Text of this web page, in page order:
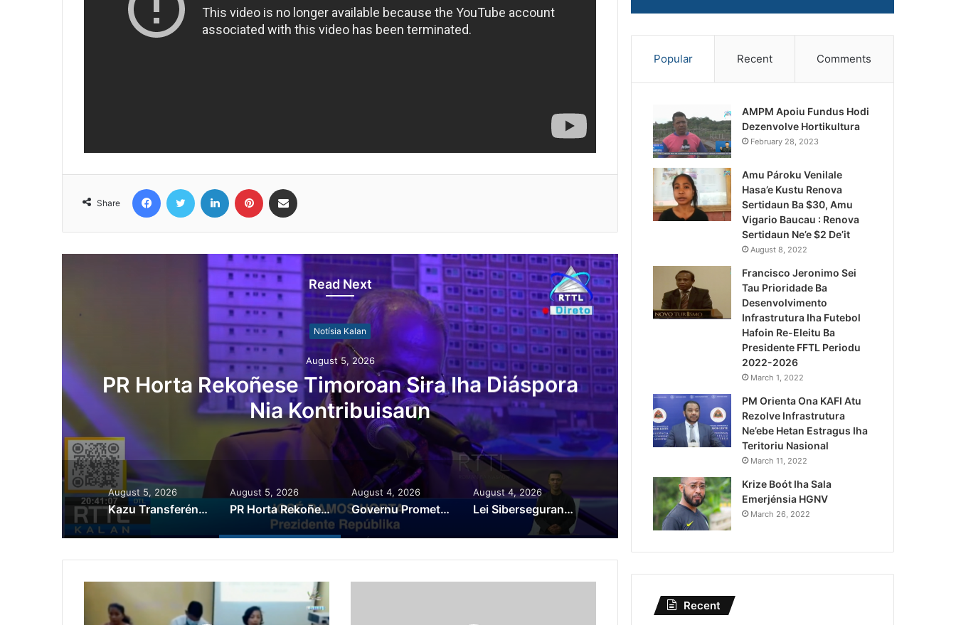
Share
Read Next
Notísia Kalan
August 5, 2026
PR Horta Rekoñese Timoroan Sira Iha Diáspora
Nia Kontribuisaun
Governu Promete Tau
Minerais no Setór
August 5, 2026
Kazu Transferénsia Osan Millaun 42 Husi Singapura, Advogadu Sei Halo Rekursu
August 5, 2026
PR Horta Rekoñese Timoroan Sira Iha Diáspora Nia Kontribuisaun
August 4, 2026
Governu Promete Tau Prioridade ba Setór Minerais no Setór Produtivu
August 4, 2026
Lei Siberseguransa Ajuda Autoridade Polisiál Kaptura Autór Kriminozu ho Paradeiru Iha Estranjeiru
Popular Recent Comments
AMPM Apoiu Fundus Hodi
Dezenvolve Hortikultura
February 28, 2023
Amu Pároku Venilale
Hasa’e Kustu Renova
Sertidaun Ba $30, Amu
Vigario Baucau : Renova
Sertidaun Ne’e $2 De’it
August 8, 2022
Francisco Jeronimo Sei
Tau Prioridade Ba
Desenvolvimento
Infrastrutura Iha Futebol
Hafoin Re-Eleitu Ba
Presidente FFTL Periodu
2022-2026
March 1, 2022
PM Orienta Ona KAFI Atu
Rezolve Infrastrutura
Ne’ebe Hetan Estragus Iha
Teritoriu Nasional
March 11, 2022
Krize Boót Iha Sala
Emerjénsia HGNV
March 26, 2022
Recent